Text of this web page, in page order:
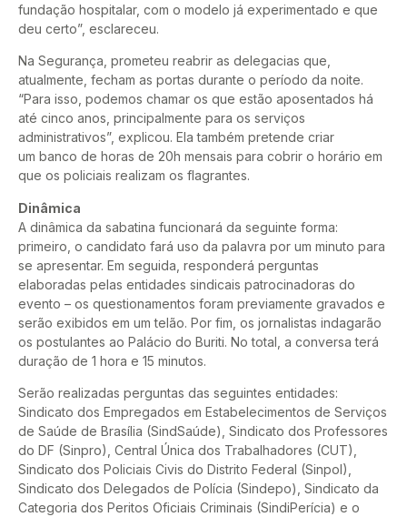
fundação hospitalar, com o modelo já experimentado e que
deu certo”, esclareceu.
Na Segurança, prometeu reabrir as delegacias que,
atualmente, fecham as portas durante o período da noite.
“Para isso, podemos chamar os que estão aposentados há
até cinco anos, principalmente para os serviços
administrativos”, explicou. Ela também pretende criar
um banco de horas de 20h mensais para cobrir o horário em
que os policiais realizam os flagrantes.
Dinâmica
A dinâmica da sabatina funcionará da seguinte forma:
primeiro, o candidato fará uso da palavra por um minuto para
se apresentar. Em seguida, responderá perguntas
elaboradas pelas entidades sindicais patrocinadoras do
evento – os questionamentos foram previamente gravados e
serão exibidos em um telão. Por fim, os jornalistas indagarão
os postulantes ao Palácio do Buriti. No total, a conversa terá
duração de 1 hora e 15 minutos.
Serão realizadas perguntas das seguintes entidades:
Sindicato dos Empregados em Estabelecimentos de Serviços
de Saúde de Brasília (SindSaúde), Sindicato dos Professores
do DF (Sinpro), Central Única dos Trabalhadores (CUT),
Sindicato dos Policiais Civis do Distrito Federal (Sinpol),
Sindicato dos Delegados de Polícia (Sindepo), Sindicato da
Categoria dos Peritos Oficiais Criminais (SindiPerícia) e o